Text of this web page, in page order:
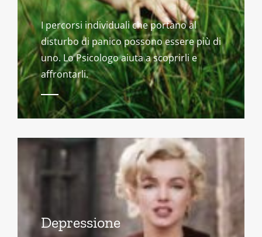
I percorsi individuali che portano al
disturbo di panico possono essere più di
uno. Lo Psicologo aiuta a scoprirli e
affrontarli.
Depressione